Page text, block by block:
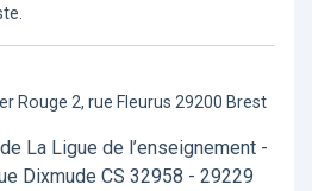
Rouge 2, rue Fleurus 29200 Brest
La Ligue de l’enseignement -
Dixmude CS 32958 - 29229